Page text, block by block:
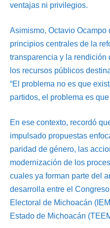
ventajas ni privilegios.
Asimismo, Octavio Ocampo
principios centrales de la
transparencia y la rendición
los recursos públicos
“El problema no es que
partidos, el problema es
En ese contexto, recordó
impulsado propuestas
paridad de género, las
modernización de los
cuales ya forman parte del
desarrolla entre el
Electoral de Michoacán
Estado de Michoacán